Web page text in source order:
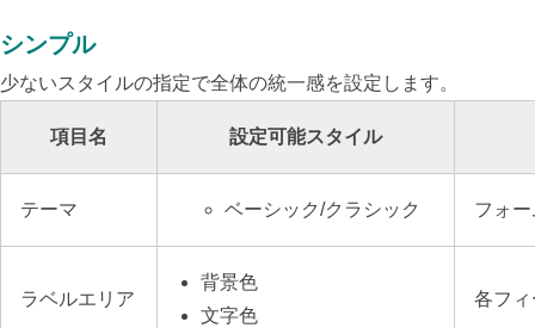
シンプル
少ないスタイルの指定で全体の統一感を設定します。
項目名 設定可能スタイル
テーマ ベーシック/クラシック フォ
ラベルエリア
背景色
文字色
各フ